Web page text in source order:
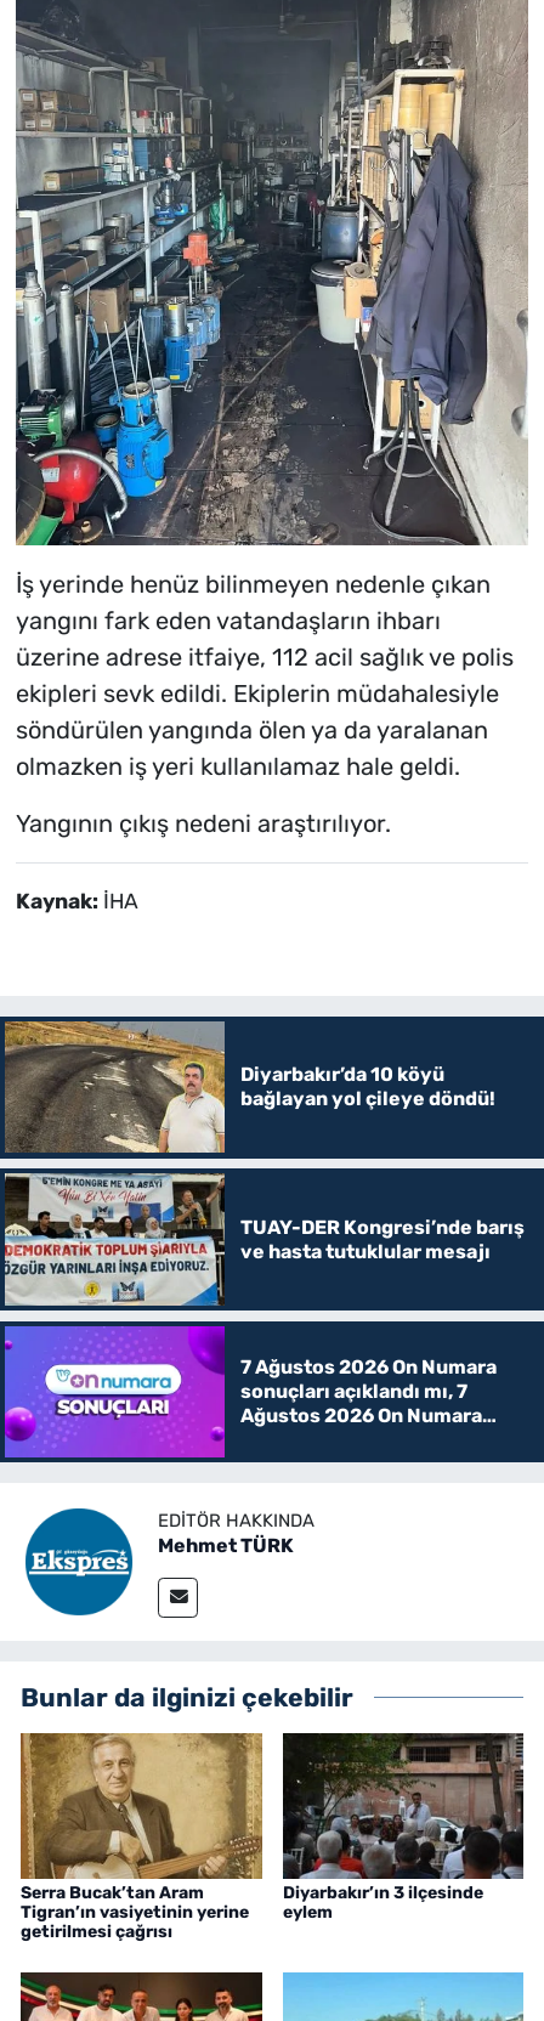
İş yerinde henüz bilinmeyen nedenle çıkan
yangını fark eden vatandaşların ihbarı
üzerine adrese itfaiye, 112 acil sağlık ve polis
ekipleri sevk edildi. Ekiplerin müdahalesiyle
söndürülen yangında ölen ya da yaralanan
olmazken iş yeri kullanılamaz hale geldi.
Yangının çıkış nedeni araştırılıyor.
Kaynak: İHA
Diyarbakır’da 10 köyü
bağlayan yol çileye döndü!
TUAY-DER Kongresi’nde barış
ve hasta tutuklular mesajı
7 Ağustos 2026 On Numara
sonuçları açıklandı mı, 7
Ağustos 2026 On Numara
EDITÖR HAKKINDA
Mehmet TÜRK
Bunlar da ilginizi çekebilir
Serra Bucak’tan Aram
Tigran’ın vasiyetinin yerine
getirilmesi çağrısı
Diyarbakır’ın 3 ilçesinde
eylem